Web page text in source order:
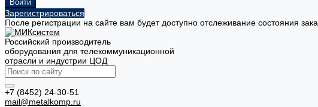
Зарегистрироваться
После регистрации на сайте вам будет доступно отслеживание состояния
Российский производитель
оборудования для телекоммуникационной
отрасли и индустрии ЦОД
+7 (8452) 24-30-51
mail@metalkomp.ru